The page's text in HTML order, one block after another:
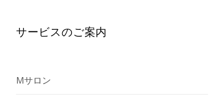
サービスのご案内
Mサロン